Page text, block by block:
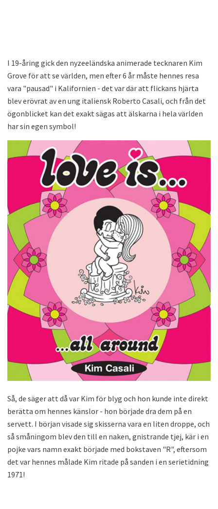
I 19-åring gick den nyzeeländska animerade tecknaren Kim
Grove för att se världen, men efter 6 år måste hennes resa
vara "pausad" i Kalifornien - det var där att flickans hjärta
blev erövrat av en ung italiensk Roberto Casali, och från det
ögonblicket kan det exakt sägas att älskarna i hela världen
har sin egen symbol!
Så, de säger att då var Kim för blyg och hon kunde inte direkt
berätta om hennes känslor - hon började dra dem på en
servett. I början visade sig skisserna vara en liten droppe, och
så småningom blev den till en naken, gnistrande tjej, kär i en
pojke vars namn exakt började med bokstaven "R", eftersom
det var hennes målade Kim ritade på sanden i en serietidning
1971!